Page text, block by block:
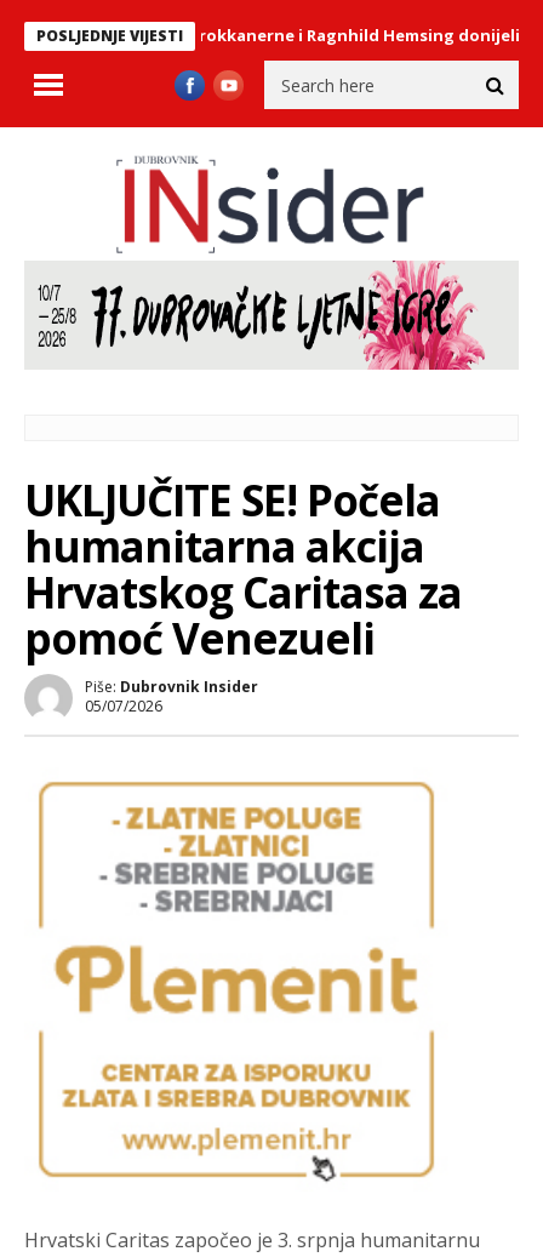
POSLJEDNJE VIJESTIBarokkanerne i Ragnhild Hemsing donijeli duh
UKLJUČITE SE! Počela
humanitarna akcija
Hrvatskog Caritasa za
pomoć Venezueli
Piše: Dubrovnik Insider
05/07/2026
Hrvatski Caritas započeo je 3. srpnja humanitarnu